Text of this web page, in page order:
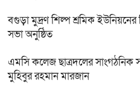
বগুড়া মুদ্রণ শিল্প শ্রমিক ইউনিয়নের
সভা অনুষ্ঠিত
এমসি কলেজ ছাত্রদলের সাংগঠনিক
মুহিবুর রহমান মারজান